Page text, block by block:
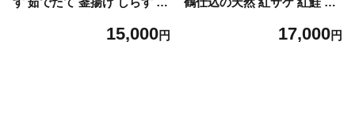
国産 海の幸 海鮮 魚介 紀州湯
15,000円
レビュー高評価 小分け 真空
17,000円